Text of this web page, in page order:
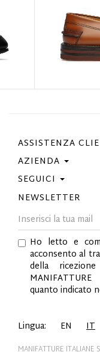
ASSISTENZA
Contattaci
Condizioni Di
Guida Taglie
AZIENDA
Privacy Policy
Cookie Policy
Best Of Fabi
GPSR
SEGUICI
Facebook
Instagram
Pinterest
Twitter
YouTube
LinkedIn
NEWSLETTER
Ho letto e
acconsento al
della
quanto indicato
Lingua: EN IT